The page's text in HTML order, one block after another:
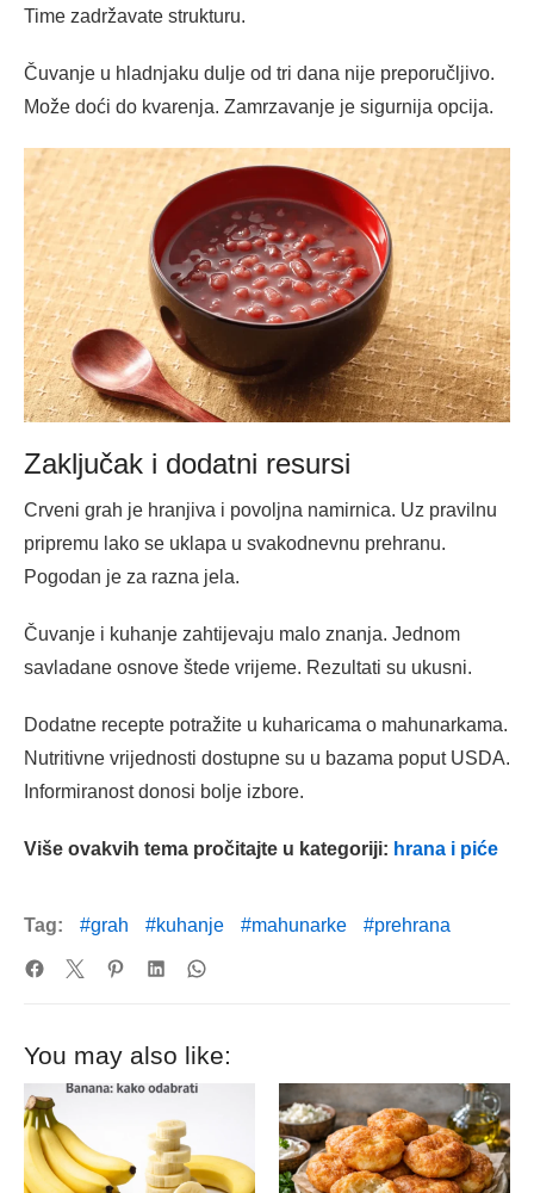
Time zadržavate strukturu.
Čuvanje u hladnjaku dulje od tri dana nije preporučljivo.
Može doći do kvarenja. Zamrzavanje je sigurnija opcija.
Zaključak i dodatni resursi
Crveni grah je hranjiva i povoljna namirnica. Uz pravilnu
pripremu lako se uklapa u svakodnevnu prehranu.
Pogodan je za razna jela.
Čuvanje i kuhanje zahtijevaju malo znanja. Jednom
savladane osnove štede vrijeme. Rezultati su ukusni.
Dodatne recepte potražite u kuharicama o mahunarkama.
Nutritivne vrijednosti dostupne su u bazama poput USDA.
Informiranost donosi bolje izbore.
Više ovakvih tema pročitajte u kategoriji: hrana i piće
Tag: grah kuhanje mahunarke prehrana
You may also like: